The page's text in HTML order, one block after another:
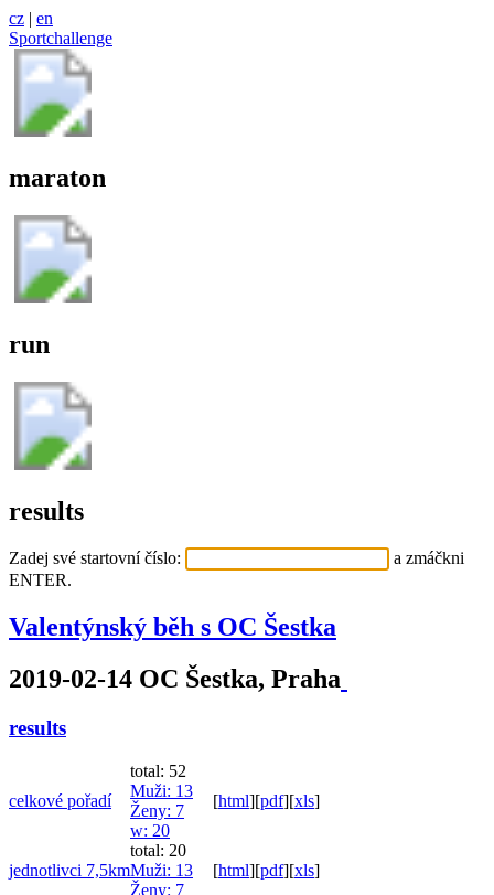
cz | en
Sportchallenge
maraton
run
results
Zadej své startovní číslo:
a zmáčkni
ENTER.
Valentýnský běh s OC Šestka
2019-02-14 OC Šestka, Praha
results
celkové pořadí
total: 52
Muži: 13
Ženy: 7
w: 20
[html][pdf][xls]
jednotlivci 7,5km
total: 20
Muži: 13
Ženy: 7
[html][pdf][xls]